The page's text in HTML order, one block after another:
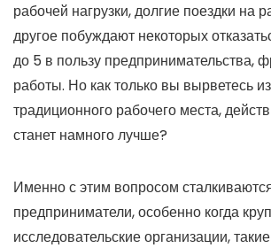
рабочей нагрузки, долгие поездки на
другое побуждают некоторых
до 5 в пользу предпринимательства,
работы. Но как только вы вырветесь
традиционного рабочего места,
станет намного лучше?
Именно с этим вопросом
предприниматели, особенно когда
исследовательские организации,